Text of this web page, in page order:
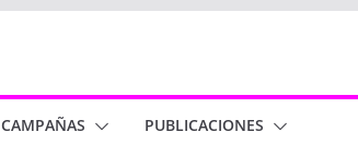
CAMPAÑAS PUBLICACIONES